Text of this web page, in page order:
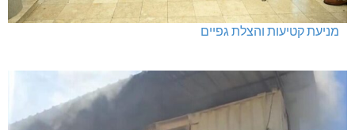
מניעת קטיעות והצלת גפיים